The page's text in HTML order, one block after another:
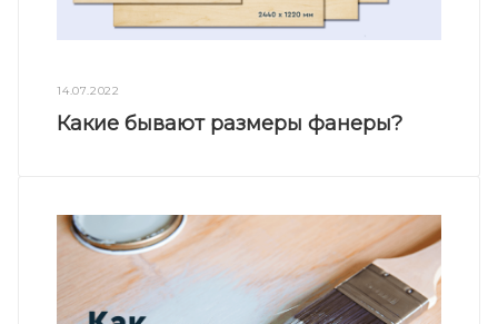
14.07.2022
Какие бывают размеры фанеры?